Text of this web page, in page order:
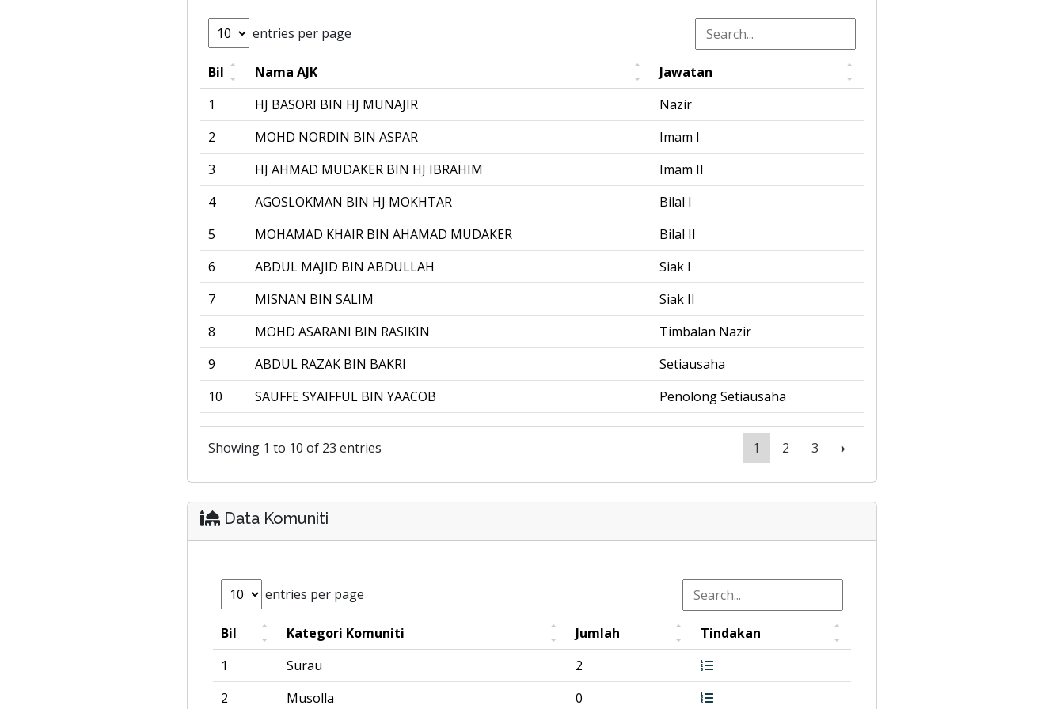
entries per page
Bil Nama AJK
Jawatan
1
HJ BASORI BIN HJ MUNAJIR
Nazir
2
MOHD NORDIN BIN ASPAR
Imam I
3
HJ AHMAD MUDAKER BIN HJ IBRAHIM
Imam II
4
AGOSLOKMAN BIN HJ MOKHTAR
Bilal I
5
MOHAMAD KHAIR BIN AHAMAD MUDAKER
Bilal II
6
ABDUL MAJID BIN ABDULLAH
Siak I
7
MISNAN BIN SALIM
Siak II
8
MOHD ASARANI BIN RASIKIN
Timbalan Nazir
9
ABDUL RAZAK BIN BAKRI
Setiausaha
10
SAUFFE SYAIFFUL BIN YAACOB Penolong Setiausaha
Showing 1 to 10 of 23 entries 1 2 3 ›
Data Komuniti
entries per page
Bil Kategori Komuniti Jumlah
Tindakan
1
Surau
2
2
Musolla
0